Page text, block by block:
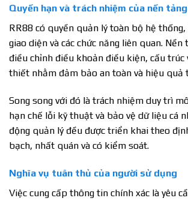
Quyền hạn và trách nhiệm của nền tảng
RR88 có quyền quản lý toàn bộ hệ
giao diện và các chức năng liên quan.
điều chỉnh điều khoản điều kiện, cấu trúc
thiết nhằm đảm bảo an toàn và hiệu quả
Song song với đó là trách nhiệm duy trì
hạn chế lỗi kỹ thuật và bảo vệ dữ liệu cá
động quản lý đều được triển khai theo
bạch, nhất quán và có kiểm soát.
Nghĩa vụ tuân thủ của người sử dụng
Việc cung cấp thông tin chính xác là yêu